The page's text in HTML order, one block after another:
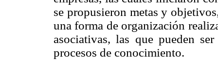
se propusieron metas y
una forma de organización
asociativas, las que pueden
procesos de conocimiento.